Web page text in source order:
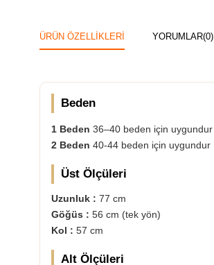
ÜRÜN ÖZELLIKLERI YORUMLAR(0)
Beden
1 Beden 36–40 beden için uygundur
2 Beden 40-44 beden için uygundur
Üst Ölçüleri
Uzunluk : 77 cm
Göğüs : 56 cm (tek yön)
Kol : 57 cm
Alt Ölçüleri